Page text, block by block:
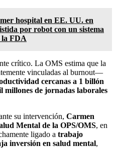
hospital en EE. UU. en
por robot con un sistema
la FDA
crítico. La OMS estima que la
vinculadas al burnout—
cercanas a 1 billón
millones de jornadas laborales
su intervención, Carmen
Mental de la OPS/OMS, en
ligado a trabajo
inversión en salud mental,